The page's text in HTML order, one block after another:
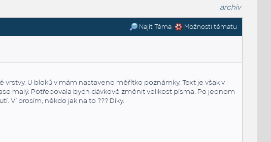
archiv
Najít Téma Možnosti tématu
U bloků v mám nastaveno měřítko poznámky. Text je však v
malý. Potřebovala bych dávkově změnit velikost písma. Po jednom
Ví prosím, někdo jakna to ??? Díky.